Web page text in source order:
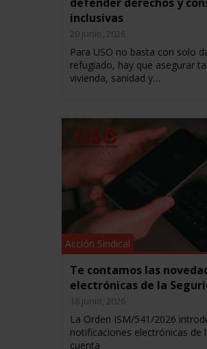
defender derechos y
inclusivas
20 junio, 2026
Para USO no basta con solo
refugiado, hay que asegurar
vivienda, sanidad y…
Acción Sindical
Te contamos las
electrónicas de la
18 junio, 2026
La Orden ISM/541/2026
notificaciones electrónicas de
cuenta